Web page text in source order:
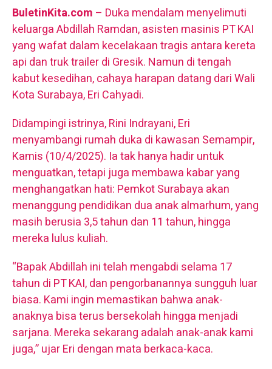
BuletinKita.com – Duka mendalam menyelimuti
keluarga Abdillah Ramdan, asisten masinis PT KAI
yang wafat dalam kecelakaan tragis antara kereta
api dan truk trailer di Gresik. Namun di tengah
kabut kesedihan, cahaya harapan datang dari Wali
Kota Surabaya, Eri Cahyadi.
Didampingi istrinya, Rini Indrayani, Eri
menyambangi rumah duka di kawasan Semampir,
Kamis (10/4/2025). Ia tak hanya hadir untuk
menguatkan, tetapi juga membawa kabar yang
menghangatkan hati: Pemkot Surabaya akan
menanggung pendidikan dua anak almarhum, yang
masih berusia 3,5 tahun dan 11 tahun, hingga
mereka lulus kuliah.
“Bapak Abdillah ini telah mengabdi selama 17
tahun di PT KAI, dan pengorbanannya sungguh luar
biasa. Kami ingin memastikan bahwa anak-
anaknya bisa terus bersekolah hingga menjadi
sarjana. Mereka sekarang adalah anak-anak kami
juga,” ujar Eri dengan mata berkaca-kaca.